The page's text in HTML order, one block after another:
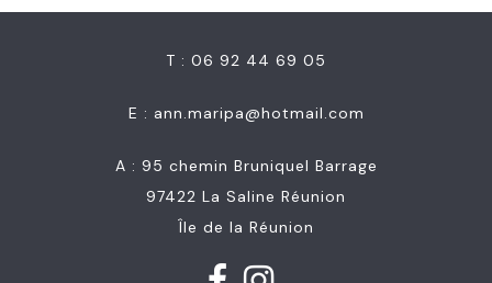
T : 06 92 44 69 05
E : ann.maripa@hotmail.com
A : 95 chemin Bruniquel Barrage
97422 La Saline Réunion
Île de la Réunion